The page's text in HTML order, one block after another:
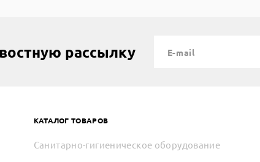
рассылку
КАТАЛОГ ТОВАРОВ
Санитарно-гигиеническое оборудование